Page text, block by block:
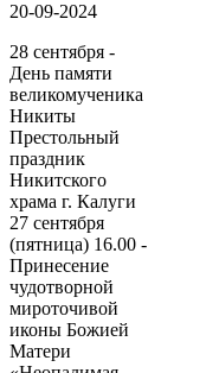
20-09-2024
28 сентября -
День памяти
великомученика
Никиты
Престольный
праздник
Никитского
храма г. Калуги
27 сентября
(пятница) 16.00 -
Принесение
чудотворной
мироточивой
иконы Божией
Матери